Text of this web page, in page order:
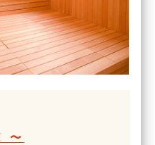
〜